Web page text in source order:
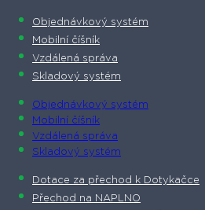
Objednávkový systém
Mobilní číšník
Vzdálená správa
Skladový systém
Objednávkový systém
Mobilní číšník
Vzdálená správa
Skladový systém
Dotace za přechod k Dotykačce
Přechod na NAPLNO